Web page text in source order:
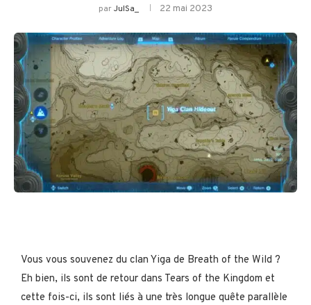
parJulSa_ 22 mai 2023
Vous vous souvenez du clan Yiga de Breath of the Wild ?
Eh bien, ils sont de retour dans Tears of the Kingdom et
cette fois-ci, ils sont liés à une très longue quête parallèle